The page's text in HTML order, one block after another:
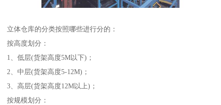
立体仓库的分类按照哪些进行分的：
按高度划分：
1、低层(货架高度5M以下)；
2、中层(货架高度5-12M)；
3、高层(货架高度12M以上)；
按规模划分：